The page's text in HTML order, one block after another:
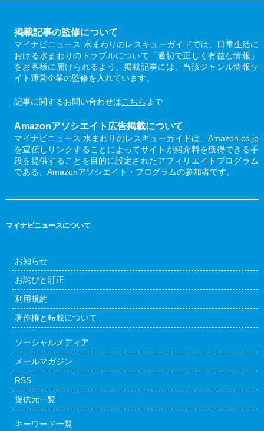
掲載記事の監修について
マイナビニュース 水まわりのレスキューガイドでは、日常生活に
おける水まわりのトラブルについて「適切で正しく有益な情報」
をお客様に届けられるよう、掲載記事には、当該ジャンル情報サ
イト運営企業の監修を入れています。
記事に関するお問い合わせはこちら まで
Amazonアソシエイト広告掲載について
マイナビニュース 水まわりのレスキューガイドは、Amazon.co.jp
を宣伝しリンクすることによってサイトが紹介料を獲得できる手
段を提供することを目的に設定されたアフィリエイトプログラム
である、Amazonアソシエイト・プログラムの参加者です。
マイナビニュースについて
お知らせ
お詫びと訂正
利用規約
著作権と転載について
ソーシャルメディア
メールマガジン
RSS
提供元一覧
キーワード一覧